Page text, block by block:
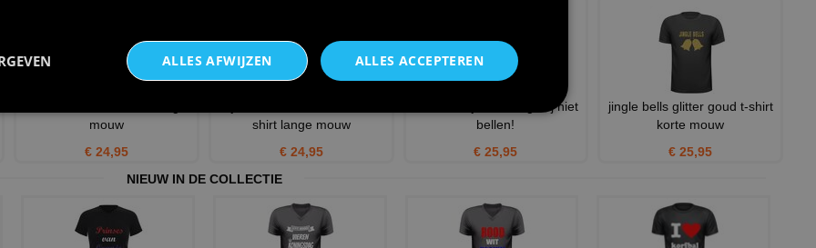
mouw
€ 24,95
shirt lange mouw
€ 24,95
Kerst shirtje smoking mij niet
bellen!
€ 25,95
jingle bells glitter goud t-shirt
korte mouw
€ 25,95
NIEUW IN DE COLLECTIE
ALLES ACCEPTEREN
ALLES AFWIJZEN